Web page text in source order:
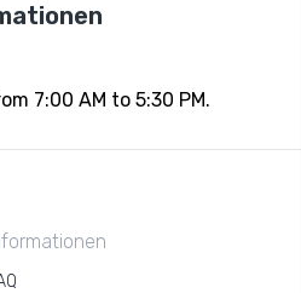
7:00 AM to 5:30 PM.